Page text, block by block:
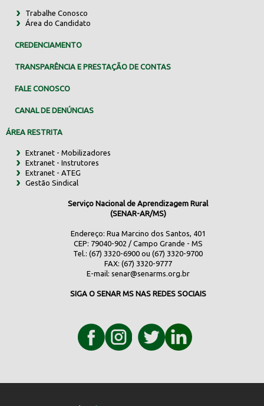
Trabalhe Conosco
Área do Candidato
CREDENCIAMENTO
TRANSPARÊNCIA E PRESTAÇÃO DE CONTAS
FALE CONOSCO
CANAL DE DENÚNCIAS
ÁREA RESTRITA
Extranet - Mobilizadores
Extranet - Instrutores
Extranet - ATEG
Gestão Sindical
Serviço Nacional de Aprendizagem Rural
(SENAR-AR/MS)
Endereço: Rua Marcino dos Santos, 401
CEP: 79040-902 / Campo Grande - MS
Tel.: (67) 3320-6900 ou (67) 3320-9700
FAX: (67) 3320-9777
E-mail: senar@senarms.org.br
SIGA O SENAR MS NAS REDES SOCIAIS